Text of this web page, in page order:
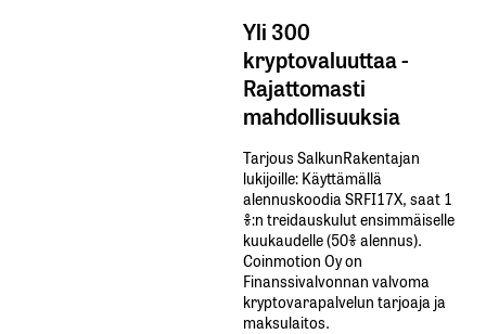
Yli 300
kryptovaluuttaa -
Rajattomasti
mahdollisuuksia
Tarjous SalkunRakentajan
lukijoille: Käyttämällä​ ​
alennuskoodia​ ​SRFI17X,​ ​saat​ ​1
%:n treidauskulut​ ​ensimmäiselle​ ​
kuukaudelle​ ​(50%​ ​alennus).
Coinmotion Oy on
Finanssivalvonnan valvoma
kryptovarapalvelun tarjoaja ja
maksulaitos.